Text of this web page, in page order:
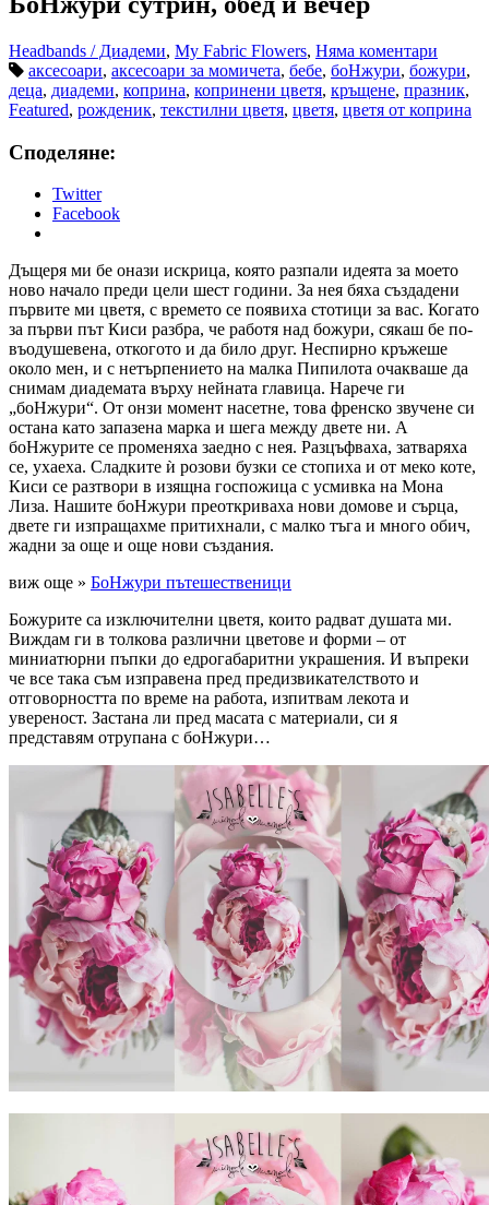
Headbands / Диадеми, My Fabric Flowers, Няма коментари
аксесоари, аксесоари за момичета, бебе, боНжури, божури,
деца, диадеми, коприна, копринени цветя, кръщене, празник,
Featured, рожденик, текстилни цветя, цветя, цветя от коприна
Споделяне:
Twitter
Facebook
Дъщеря ми бе онази искрица, която разпали идеята за моето
ново начало преди цели шест години. За нея бяха създадени
първите ми цветя, с времето се появиха стотици за вас. Когато
за първи път Киси разбра, че работя над божури, сякаш бе по-
въодушевена, откогото и да било друг. Неспирно кръжеше
около мен, и с нетърпението на малка Пипилота очакваше да
снимам диадемата върху нейната главица. Нарече ги
„боНжури“. От онзи момент насетне, това френско звучене си
остана като запазена марка и шега между двете ни. А
боНжурите се променяха заедно с нея. Разцъфваха, затваряха
се, ухаеха. Сладките ѝ розови бузки се стопиха и от меко коте,
Киси се разтвори в изящна госпожица с усмивка на Мона
Лиза. Нашите боНжури преоткриваха нови домове и сърца,
двете ги изпращахме притихнали, с малко тъга и много обич,
жадни за още и още нови създания.
виж още » БоНжури пътешественици
Божурите са изключителни цветя, които радват душата ми.
Виждам ги в толкова различни цветове и форми – от
миниатюрни пъпки до едрогабаритни украшения. И въпреки
че все така съм изправена пред предизвикателството и
отговорността по време на работа, изпитвам лекота и
увереност. Застана ли пред масата с материали, си я
представям отрупана с боНжури…